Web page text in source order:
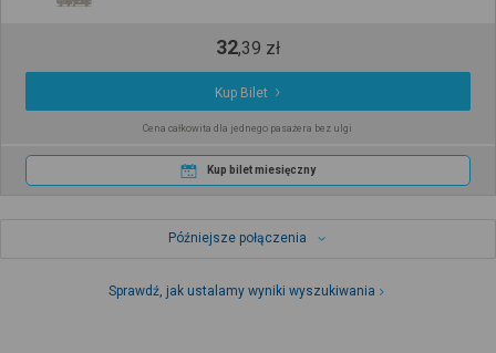
32,39 zł
Kup Bilet
Cena całkowita dla jednego pasażera bez ulgi
Kup bilet miesięczny
Późniejsze połączenia
Sprawdź, jak ustalamy wyniki wyszukiwania